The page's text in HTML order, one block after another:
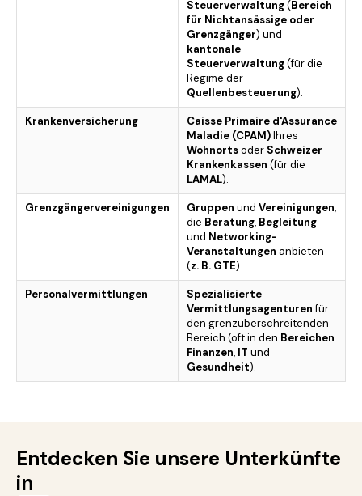
Steuerverwaltung(Bereich
für Nichtansässige oder
Grenzgänger) und
kantonale
Steuerverwaltung(für die
Regime der
Quellenbesteuerung).
Krankenversicherung
Caisse Primaire d'Assurance
Maladie (CPAM)Ihres
Wohnortsoder Schweizer
Krankenkassen (für die
LAMAL).
Grenzgängervereinigungen Gruppen und Vereinigungen,
die Beratung, Begleitung
und Networking-
Veranstaltungen anbieten
(z. B. GTE).
Personalvermittlungen
Spezialisierte
Vermittlungsagenturenfür
den grenzüberschreitenden
Bereich (oft in den Bereichen
Finanzen, IT und
Gesundheit).
Entdecken Sie unsere Unterkünfte
in